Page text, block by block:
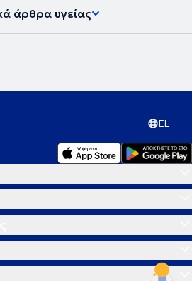
άρθρα υγείας
EL